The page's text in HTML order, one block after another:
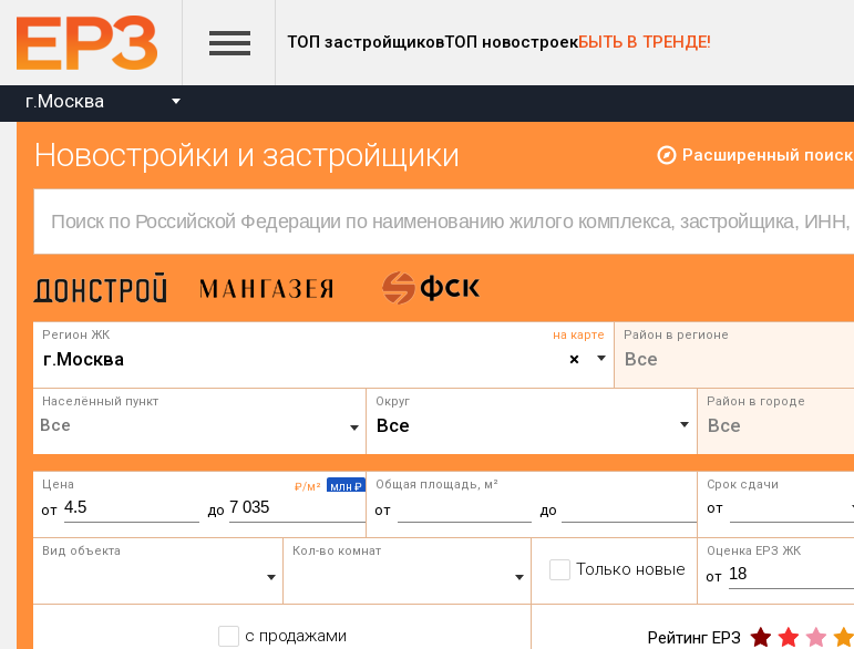
ТОП застройщиковТОП новостроекБЫТЬ В ТРЕНДЕ!
г.Москва
Новостройки и застройщики Расширенный поиск
Регион ЖК на карте
×
г.Москва
Район в регионе
Все
Населённый пункт Округ
Все
Район в городе
Все
₽/м² млн ₽
Цена
от до
Общая площадь, м²
от до
Срок сдачи
от
Вид объекта Кол-во комнат
Только новые
Оценка ЕРЗ ЖК
от
с продажами Рейтинг ЕРЗ